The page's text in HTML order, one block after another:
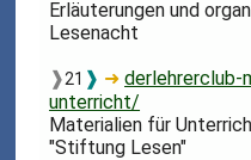
Erläuterungen und
Lesenacht
❱21 ❱ ➜derlehrerclub-
unterricht/
Materialien für
"Stiftung Lesen"